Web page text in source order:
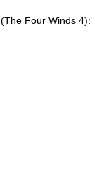
Four Winds 4):